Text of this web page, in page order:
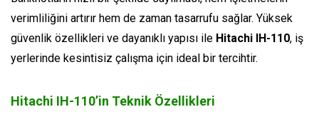
verimliliğini artırır hem de zaman tasarrufu sağlar. Yüksek
güvenlik özellikleri ve dayanıklı yapısı ile Hitachi IH-110, iş
yerlerinde kesintisiz çalışma için ideal bir tercihtir.
Hitachi IH-110’in Teknik Özellikleri